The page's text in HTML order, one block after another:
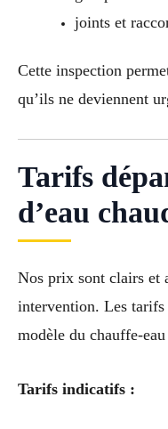
joints et
Cette inspection
qu’ils ne deviennent
Tarifs
d’eau
Nos prix sont clairs et
intervention. Les
modèle du chauffe-
Tarifs indicatifs :